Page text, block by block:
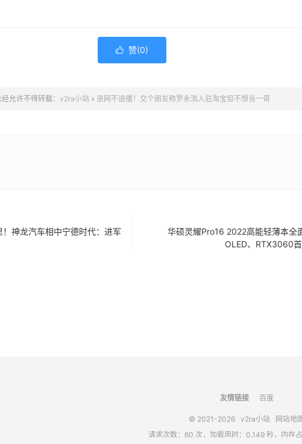
 赞(0)
允许不得转载： v2ra小站» 退网不退播！交个朋友称罗永浩入驻淘宝但不想当一哥
神龙汽车相中宁德时代：进军
华硕灵耀Pro16 2022高能轻薄本全
OLED、RTX3060
友情链接 百度
© 2021-2026 v2ra小站
网站地
请求次数：60 次，加载用时：0.149 秒，内存